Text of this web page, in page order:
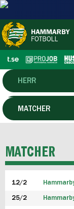
HERR
DAM
P19
F19
MATCHER
MATCHER
12/2
25/2